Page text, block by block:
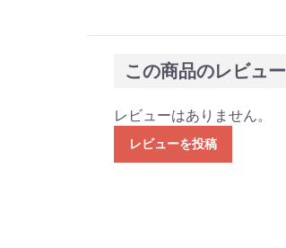
この商品のレビュー
レビューはありません。
レビューを投稿